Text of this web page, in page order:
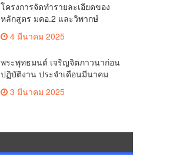
โครงการจัดทำรายละเอียดของ
หลักสูตร มคอ.2 และวิพากษ์
หลักสูตร (OBE.2)
4 มีนาคม 2025
พระพุทธมนต์ เจริญจิตภาวนาก่อน
ปฏิบัติงาน ประจำเดือนมีนาคม
3 มีนาคม 2025